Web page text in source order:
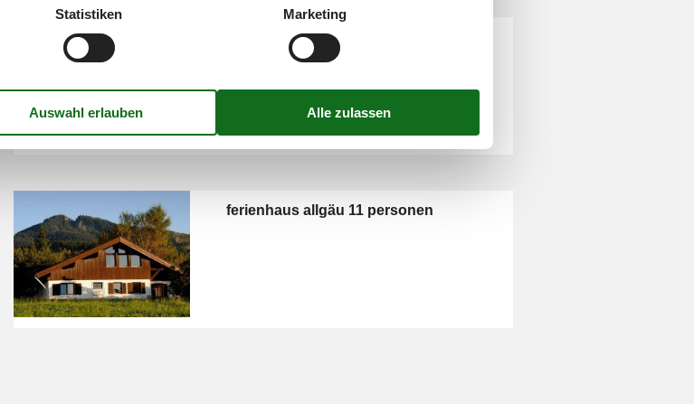
chalet allgäu 10 personen
ferienhaus allgäu 11 personen
Statistiken Marketing